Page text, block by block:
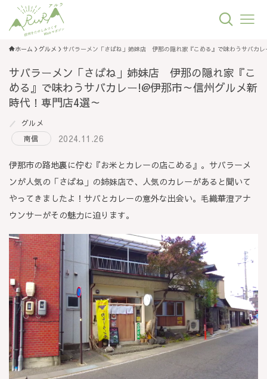
ホーム グルメ サバラーメン「さばね」姉妹店 伊那の隠れ家『こめる』で味わうサバカ
サバラーメン「さばね」姉妹店 伊那の隠れ家『こ
める』で味わうサバカレー!@伊那市～信州グルメ新
時代！専門店4選～
グルメ
南信
2024.11.26
伊那市の路地裏に佇む『お米とカレーの店こめる』。サバラーメ
ンが人気の「さばね」の姉妹店で、人気のカレーがあると聞いて
やってきましたよ！サバとカレーの意外な出会い。毛織華澄アナ
ウンサーがその魅力に迫ります。